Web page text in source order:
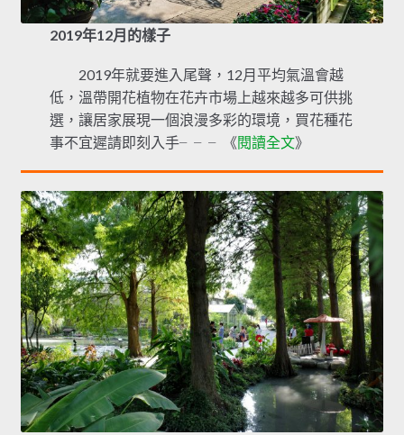
2019年12月的樣子
2019年就要進入尾聲，12月平均氣溫會越
低，溫帶開花植物在花卉市場上越來越多可供挑
選，讓居家展現一個浪漫多彩的環境，買花種花
事不宜遲請即刻入手╴╴╴《閱讀全文》